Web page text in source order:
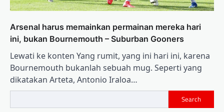
Arsenal harus memainkan permainan mereka hari
ini, bukan Bournemouth – Suburban Gooners
Lewati ke konten Yang rumit, yang ini hari ini, karena
Bournemouth bukanlah sebuah mug. Seperti yang
dikatakan Arteta, Antonio Iraloa…
Search